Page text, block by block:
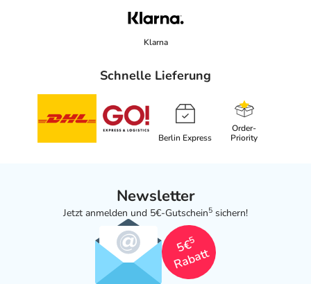
Klarna
Schnelle Lieferung
Berlin Express
Order-
Priority
Newsletter
Jetzt anmelden und 5€-Gutschein5 sichern!
5€
5
Rabatt